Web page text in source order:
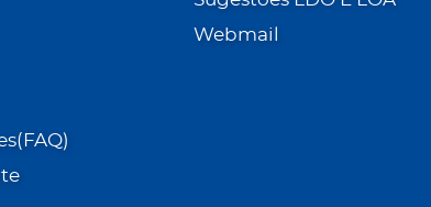
Webmail